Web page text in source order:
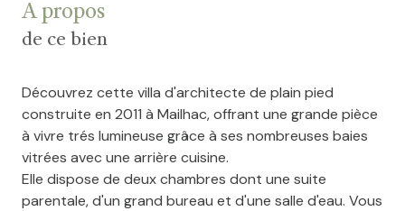
A propos
de ce bien
Découvrez cette villa d'architecte de plain pied
construite en 2011 à Mailhac, offrant une grande pièce
à vivre trés lumineuse grâce à ses nombreuses baies
vitrées avec une arrière cuisine.
Elle dispose de deux chambres dont une suite
parentale, d'un grand bureau et d'une salle d'eau. Vous